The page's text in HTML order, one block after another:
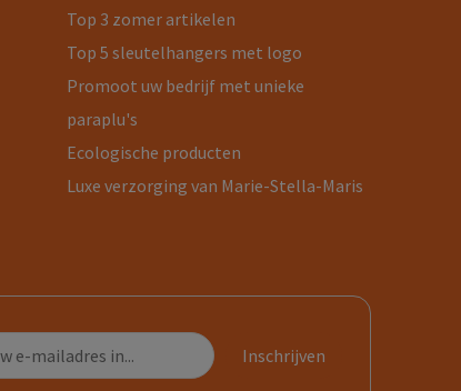
Top 3 zomer artikelen
Top 5 sleutelhangers met logo
Promoot uw bedrijf met unieke
paraplu's
Ecologische producten
Luxe verzorging van Marie-Stella-Maris